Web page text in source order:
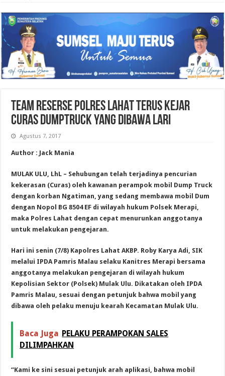
TEAM RESERSE POLRES LAHAT TERUS KEJAR
CURAS DUMPTRUCK YANG DIBAWA LARI
Agustus 7, 2017
Author : Jack Mania
MULAK ULU, LhL – Sehubungan telah terjadinya pencurian
kekerasan (Curas) oleh kawanan perampok mobil Dump Truck
dengan korban Ngatiman, yang sedang membawa mobil Dum
dengan Nopol BG 8504 EF di wilayah hukum Polsek Merapi,
maka Polres Lahat dengan cepat menurunkan anggotanya
untuk melakukan pengejaran.
Hari ini senin (7/8) Kapolres Lahat AKBP. Roby Karya Adi, SIK
melalui IPDA Pamris Malau selaku Kanitres Merapi bersama
anggotanya melakukan pengejaran di wilayah hukum
Kepolisian Sektor (Polsek) Mulak Ulu. Dikatakan oleh IPDA
Pamris Malau, sesuai dengan petunjuk bahwa mobil yang
dibawa oleh pelaku menuju kearah Kecamatan Mulak Ulu.
Baca Juga PELAKU PERAMPOKAN SALES
DILIMPAHKAN
“Kami ke sini sesuai petunjuk arah aplikasi, bahwa mobil